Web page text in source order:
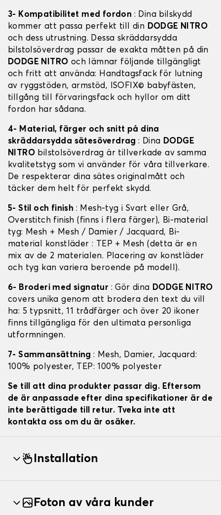
3- Kompatibilitet med fordon : Dina bilskydd
kommer att passa perfekt till din DODGE NITRO
och dess utrustning. Dessa skräddarsydda
bilstolsöverdrag passar de exakta måtten på din
DODGE NITRO och lämnar följande tillgängligt
och fritt att använda: Handtagsfack för lutning
av ryggstöden, armstöd, ISOFIX© babyfästen,
tillgång till förvaringsfack och hyllor om ditt
fordon har sådana.
4- Material, färger och snitt på dina
skräddarsydda sätesöverdrag: Dina DODGE
NITRO bilstolsöverdrag är tillverkade av samma
kvalitetstyg som vi använder för våra tillverkare.
De respekterar dina sätes originalmått och
täcker dem helt för perfekt skydd.
5- Stil och finish : Mesh-tyg i Svart eller Grå,
Overstitch finish (finns i flera färger), Bi-material
tyg: Mesh + Mesh / Damier / Jacquard, Bi-
material konstläder : TEP + Mesh (detta är en
mix av de 2 materialen. Placering av konstläder
och tyg kan variera beroende på modell).
6- Broderi med signatur : Gör dina DODGE NITRO
covers unika genom att brodera den text du vill
ha: 5 typsnitt, 11 trådfärger och över 20 ikoner
finns tillgängliga för den ultimata personliga
utformningen.
7- Sammansättning: Mesh, Damier, Jacquard:
100% polyester, TEP: 100% polyester
Se till att dina produkter passar dig. Eftersom
de är anpassade efter dina specifikationer är de
inte berättigade till retur. Tveka inte att
kontakta oss om du är osäker.
Installation
Foton av våra kunder